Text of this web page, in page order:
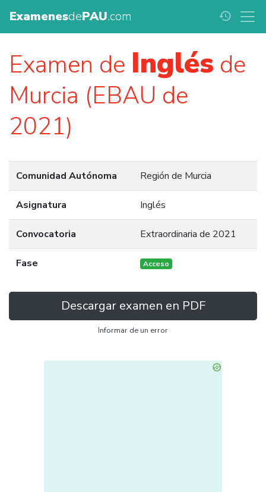
ExamenesdePAU.com history
Examen de Inglés de
Murcia (EBAU de
2021)
Comunidad Autónoma Región de Murcia
Asignatura Inglés
Convocatoria Extraordinaria de 2021
Fase Acceso
Descargar examen en PDF
Informar de un error